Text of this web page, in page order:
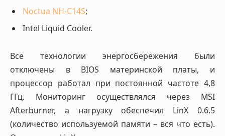
Noctua NH-C14S;
Intel Liquid Cooler.
Все технологии энергосбережения были
отключены в BIOS материнской платы, и
процессор работал при постоянной частоте 4,8
ГГц. Мониторинг осуществлялся через MSI
Afterburner, а нагрузку обеспечил LinX 0.6.5
(количество используемой памяти – вся что есть).